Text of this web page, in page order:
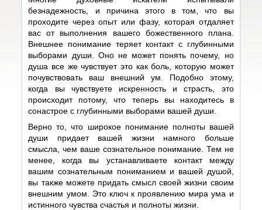
безнадежность, и причина этого в том, что вы
проходите через опыт или фазу, которая отдаляет
вас от выполнения вашего божественного плана.
Внешнее понимание теряет контакт с глубинными
выборами души. Оно не может понять почему, но
душа все же чувствует это как боль, которую может
почувствовать ваш внешний ум. Подобно этому,
когда вы чувствуете искренность и страсть, это
происходит потому, что теперь вы находитесь в
сонастрое с глубинными выборами вашей души.
Верно то, что широкое понимание полноты вашей
души придает вашей жизни намного больше
смысла, чем ваше сознательное понимание. Тем не
менее, когда вы устанавливаете контакт между
вашим сознательным пониманием и вашей душой,
вы также можете придать смысл своей жизни своим
внешним умом. Это ключ к проявлению мира ума и
истинного чувства счастья и полноты жизни.